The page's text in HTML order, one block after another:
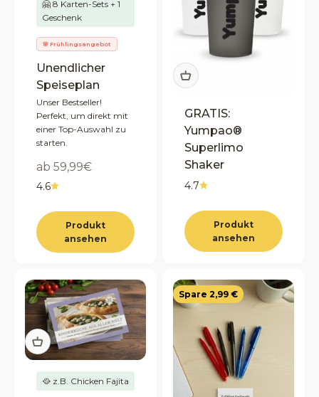
🤗 8 Karten-Sets + 1
Geschenk
🌸 Frühlingsangebot
Unendlicher
Speiseplan
Unser Bestseller!
Perfekt, um direkt mit
einer Top-Auswahl zu
starten.
Angebot
ab 59,99€
4.6
Produkt
ansehen
GRATIS:
Yumpao®
Superlimo
Shaker
4.7
Produkt
ansehen
🥘 z.B. Chicken Fajita
Spare 2,99 €